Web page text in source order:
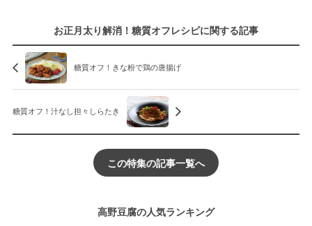
お正月太り解消！糖質オフレシピに関する記事
糖質オフ！きな粉で鶏の唐揚げ
糖質オフ！汁なし担々しらたき
この特集の記事一覧へ
高野豆腐の人気ランキング